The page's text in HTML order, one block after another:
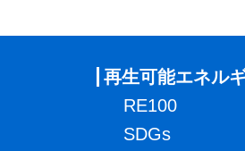
再生可能エネル
RE100
SDGs